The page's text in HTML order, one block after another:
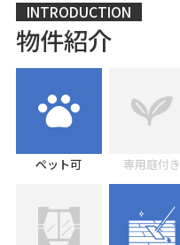
INTRODUCTION
物件紹介
ペット可 専用庭付き